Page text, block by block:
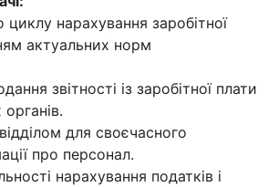
нарахування заробітної
актуальних норм
звітності із заробітної плати
для своєчасного
про персонал.
нарахування податків і